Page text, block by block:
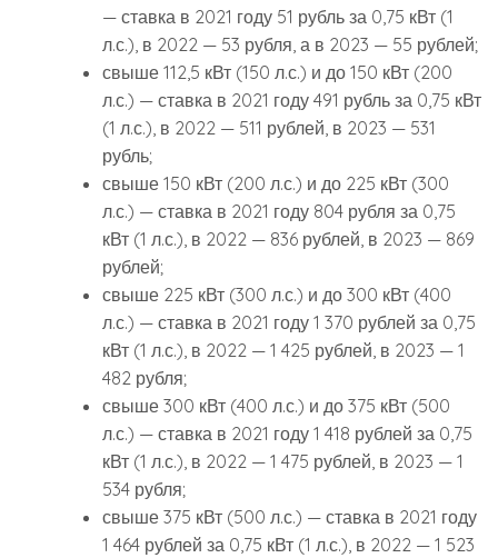
— ставка в 2021 году 51 рубль за 0,75 кВт (1
л.с.), в 2022 — 53 рубля, а в 2023 — 55 рублей;
свыше 112,5 кВт (150 л.с.) и до 150 кВт (200
л.с.) — ставка в 2021 году 491 рубль за 0,75 кВт
(1 л.с.), в 2022 — 511 рублей, в 2023 — 531
рубль;
свыше 150 кВт (200 л.с.) и до 225 кВт (300
л.с.) — ставка в 2021 году 804 рубля за 0,75
кВт (1 л.с.), в 2022 — 836 рублей, в 2023 — 869
рублей;
свыше 225 кВт (300 л.с.) и до 300 кВт (400
л.с.) — ставка в 2021 году 1 370 рублей за 0,75
кВт (1 л.с.), в 2022 — 1 425 рублей, в 2023 — 1
482 рубля;
свыше 300 кВт (400 л.с.) и до 375 кВт (500
л.с.) — ставка в 2021 году 1 418 рублей за 0,75
кВт (1 л.с.), в 2022 — 1 475 рублей, в 2023 — 1
534 рубля;
свыше 375 кВт (500 л.с.) — ставка в 2021 году
1 464 рублей за 0,75 кВт (1 л.с.), в 2022 — 1 523